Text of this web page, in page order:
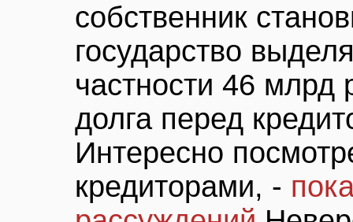
собственник
государство
частности 46 млрд
долга перед
Интересно
кредиторами, -